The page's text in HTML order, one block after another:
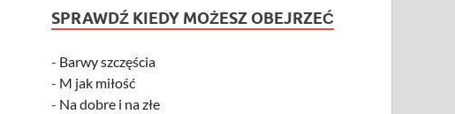
SPRAWDŹ KIEDY MOŻESZ OBEJRZEĆ
- Barwy szczęścia
- M jak miłość
- Na dobre i na złe